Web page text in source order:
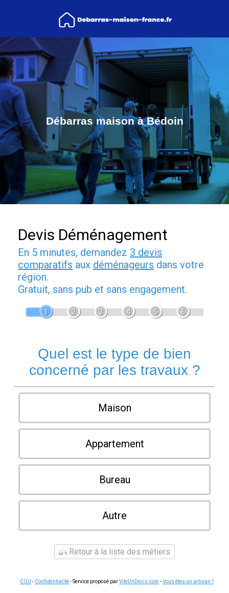
Débarras maison à Bédoin
Devis Déménagement
En 5 minutes, demandez 3 devis
comparatifs aux déménageurs dans votre
région.
Gratuit, sans pub et sans engagement.
1 2 3 4 5 6
Quel est le type de bien
concerné par les travaux ?
Maison
Appartement
Bureau
Autre
Retour à la liste des métiers
CGU - Confidentialité- Service proposé parViteUnDevis.com -Vous êtes un artisan ?